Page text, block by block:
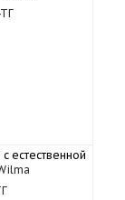
естественной